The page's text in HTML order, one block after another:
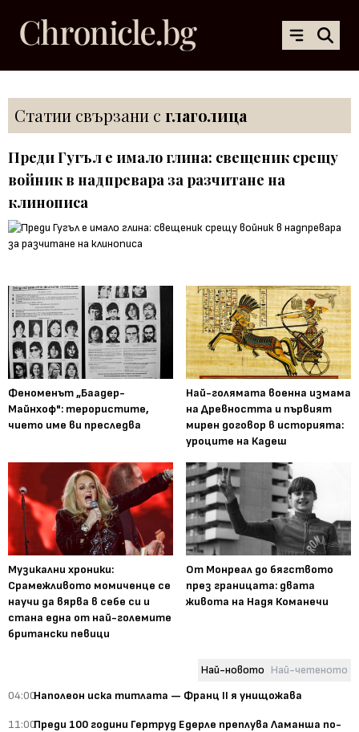
Статии свързани с глаголица
Преди Гугъл е имало глина: свещеник срещу
войник в надпревара за разчитане на
клинописа
Феноменът „Баадер-
Майнхоф": терористите,
чието име ви преследва
Най-голямата военна измама
на Древността и първият
мирен договор в историята:
уроците на Кадеш
Музикални хроники:
Срамежливото момиченце се
научи да вярва в себе си и
стана една от най-големите
британски певици
От Монреал до бягството
през границата: двата
живота на Надя Команечи
Най-новото Най-четеното
04:00Наполеон иска титлата — Франц II я унищожава
11:00Преди 100 години Гертруд Едерле преплува Ламанша по-